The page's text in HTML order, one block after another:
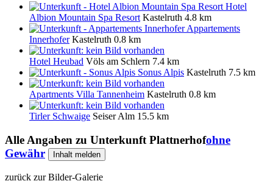
Hotel
Albion Mountain Spa Resort Kastelruth 4.8 km
Appartements
Innerhofer Kastelruth 0.8 km
Hotel Heubad Völs am Schlern 7.4 km
Sonus Alpis Kastelruth 7.5 km
Apartments Villa Tannenheim Kastelruth 0.8 km
Tirler Schwaige Seiser Alm 15.5 km
Alle Angaben zu Unterkunft Plattnerhofohne
Gewähr
Inhalt melden
zurück zur Bilder-Galerie